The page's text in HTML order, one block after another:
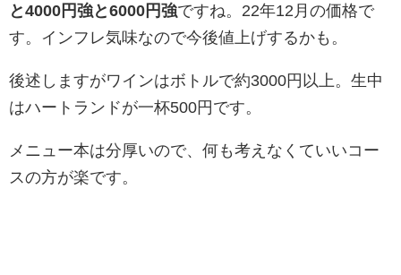
と4000円強と6000円強ですね。22年12月の価格で
す。インフレ気味なので今後値上げするかも。
後述しますがワインはボトルで約3000円以上。生中
はハートランドが一杯500円です。
メニュー本は分厚いので、何も考えなくていいコー
スの方が楽です。